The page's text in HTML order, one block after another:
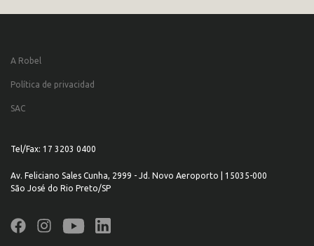
A Robel
Política de privacidad
SAC
Tel/Fax: 17 3203 0400
Av. Feliciano Sales Cunha, 2999 - Jd. Novo Aeroporto | 15035-000
São José do Rio Preto/SP